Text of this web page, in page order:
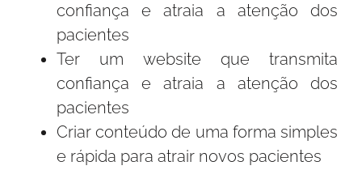
confiança e atraia a atenção dos
pacientes
Ter um website que transmita
confiança e atraia a atenção dos
pacientes
Criar conteúdo de uma forma simples
e rápida para atrair novos pacientes